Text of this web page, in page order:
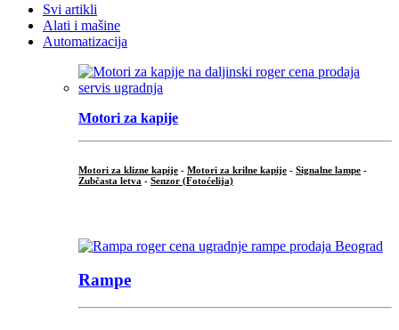
Svi artikli
Alati i mašine
Automatizacija
Motori za kapije
Motori za klizne kapije - Motori za krilne kapije - Signalne lampe -
Zubčasta letva - Senzor (Fotoćelija)
Rampe